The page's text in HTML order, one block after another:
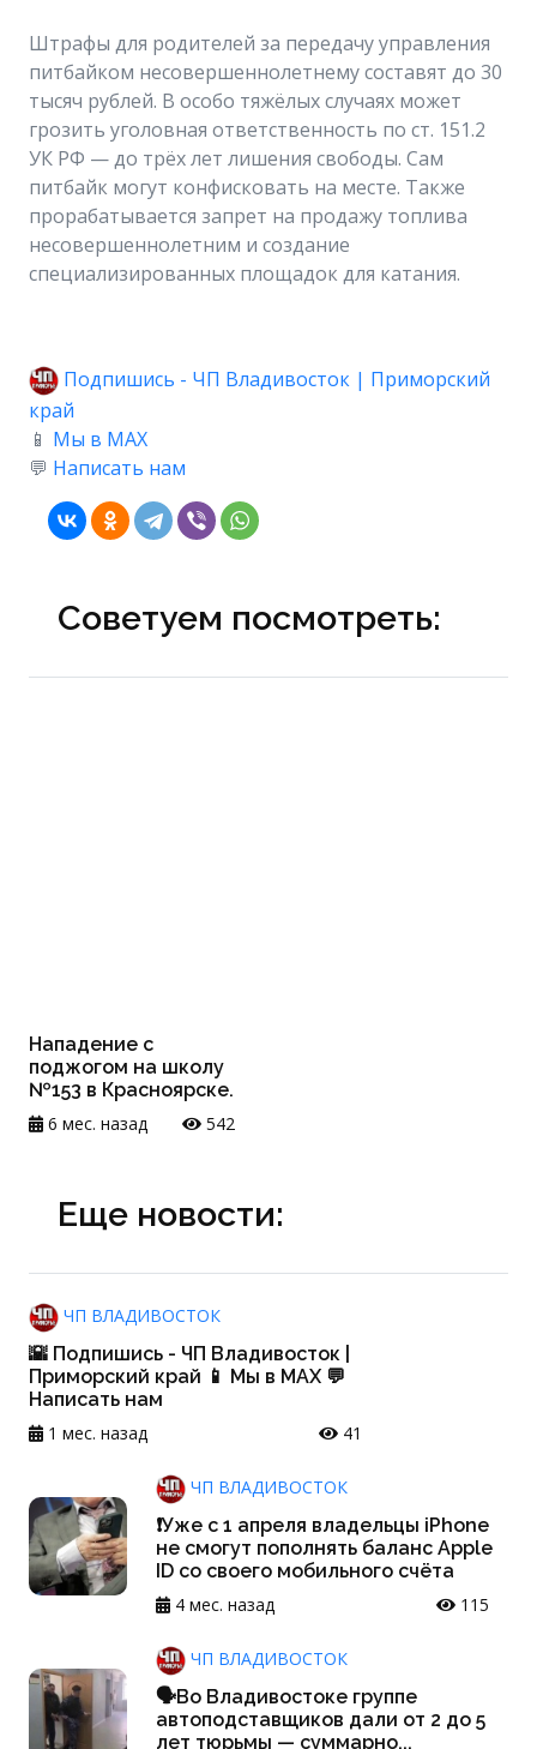
Штрафы для родителей за передачу управления
питбайком несовершеннолетнему составят до 30
тысяч рублей. В особо тяжёлых случаях может
грозить уголовная ответственность по ст. 151.2
УК РФ — до трёх лет лишения свободы. Сам
питбайк могут конфисковать на месте. Также
прорабатывается запрет на продажу топлива
несовершеннолетним и создание
специализированных площадок для катания.
Подпишись - ЧП Владивосток | Приморский
край
📱 Мы в MAX
💬 Написать нам
Советуем посмотреть:
Нападение с
поджогом на школу
№153 в Красноярске.
6 мес. назад
542
Еще новости:
ЧП ВЛАДИВОСТОК
🌇 Подпишись - ЧП Владивосток |
Приморский край 📱 Мы в MAX 💬
Написать нам
1 мес. назад
41
ЧП ВЛАДИВОСТОК
❗️Уже с 1 апреля владельцы iPhone
не смогут пополнять баланс Apple
ID со своего мобильного счёта
4 мес. назад
115
ЧП ВЛАДИВОСТОК
🗣Во Владивостоке группе
автоподставщиков дали от 2 до 5
лет тюрьмы — суммарно...